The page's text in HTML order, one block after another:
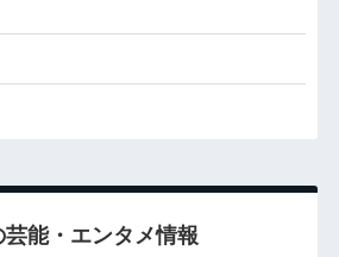
芸能・エンタメ情報